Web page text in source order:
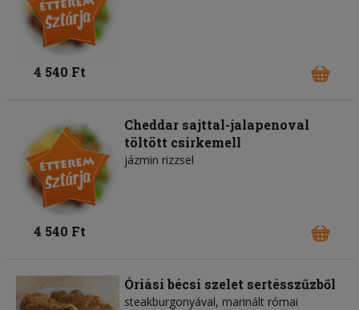
4 540 Ft
Cheddar sajttal-jalapenoval
töltött csirkemell
jázmin rizzsel
4 540 Ft
Óriási bécsi szelet sertésszűzből
steakburgonyával, marinált római